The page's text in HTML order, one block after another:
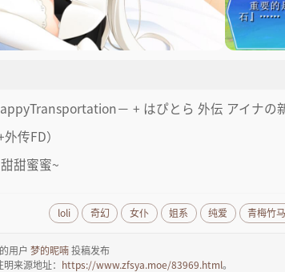
－ + はぴとら 外伝 アイナの
传FD）
甜蜜蜜~
loli 奇幻 女仆 姐系 纯爱 青梅竹马
的用户 梦的昵喃投稿发布
来源地址： https://www.zfsya.moe/83969.html。